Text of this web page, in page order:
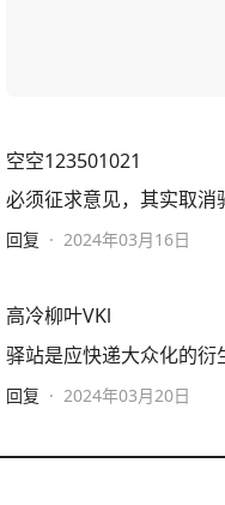
空空123501021
必须征求意见，其实取消
回复 · 2024年03月16日
高冷柳叶VKl
驿站是应快递大众化的衍
回复 · 2024年03月20日